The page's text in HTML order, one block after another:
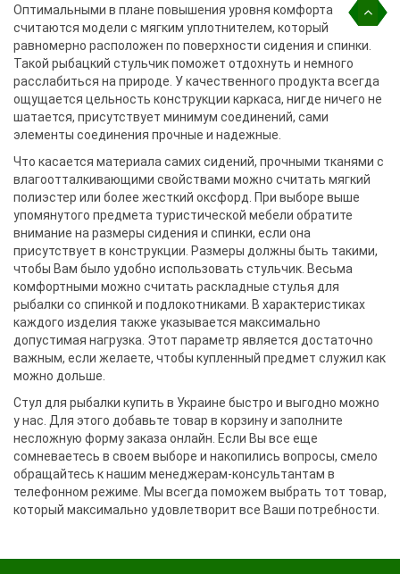
Оптимальными в плане повышения уровня комфорта
считаются модели с мягким уплотнителем, который
равномерно расположен по поверхности сидения и спинки.
Такой рыбацкий стульчик поможет отдохнуть и немного
расслабиться на природе. У качественного продукта всегда
ощущается цельность конструкции каркаса, нигде ничего не
шатается, присутствует минимум соединений, сами
элементы соединения прочные и надежные.
Что касается материала самих сидений, прочными тканями с
влагоотталкивающими свойствами можно считать мягкий
полиэстер или более жесткий оксфорд. При выборе выше
упомянутого предмета туристической мебели обратите
внимание на размеры сидения и спинки, если она
присутствует в конструкции. Размеры должны быть такими,
чтобы Вам было удобно использовать стульчик. Весьма
комфортными можно считать раскладные стулья для
рыбалки со спинкой и подлокотниками. В характеристиках
каждого изделия также указывается максимально
допустимая нагрузка. Этот параметр является достаточно
важным, если желаете, чтобы купленный предмет служил как
можно дольше.
Стул для рыбалки купить в Украине быстро и выгодно можно
у нас. Для этого добавьте товар в корзину и заполните
несложную форму заказа онлайн. Если Вы все еще
сомневаетесь в своем выборе и накопились вопросы, смело
обращайтесь к нашим менеджерам-консультантам в
телефонном режиме. Мы всегда поможем выбрать тот товар,
который максимально удовлетворит все Ваши потребности.